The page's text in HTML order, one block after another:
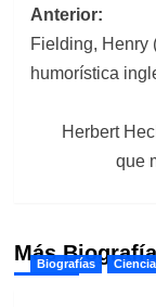
de
entradas
Anterior:
Fielding, Henry
humorística
Herbert
que
MásBiografías